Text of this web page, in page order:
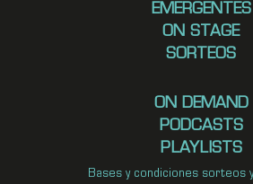
EMERGENTES
ON STAGE
SORTEOS
ON DEMAND
PODCASTS
PLAYLISTS
Bases y condiciones sorteos